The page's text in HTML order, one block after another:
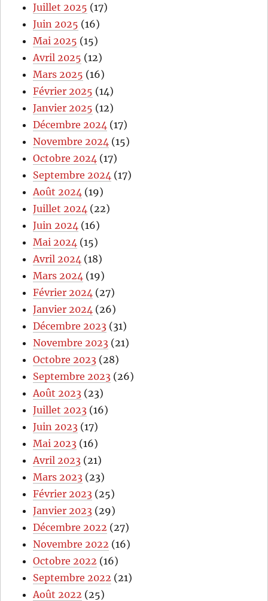
Juillet 2025 (17)
Juin 2025 (16)
Mai 2025 (15)
Avril 2025 (12)
Mars 2025 (16)
Février 2025 (14)
Janvier 2025 (12)
Décembre 2024 (17)
Novembre 2024 (15)
Octobre 2024 (17)
Septembre 2024 (17)
Août 2024 (19)
Juillet 2024 (22)
Juin 2024 (16)
Mai 2024 (15)
Avril 2024 (18)
Mars 2024 (19)
Février 2024 (27)
Janvier 2024 (26)
Décembre 2023 (31)
Novembre 2023 (21)
Octobre 2023 (28)
Septembre 2023 (26)
Août 2023 (23)
Juillet 2023 (16)
Juin 2023 (17)
Mai 2023 (16)
Avril 2023 (21)
Mars 2023 (23)
Février 2023 (25)
Janvier 2023 (29)
Décembre 2022 (27)
Novembre 2022 (16)
Octobre 2022 (16)
Septembre 2022 (21)
Août 2022 (25)